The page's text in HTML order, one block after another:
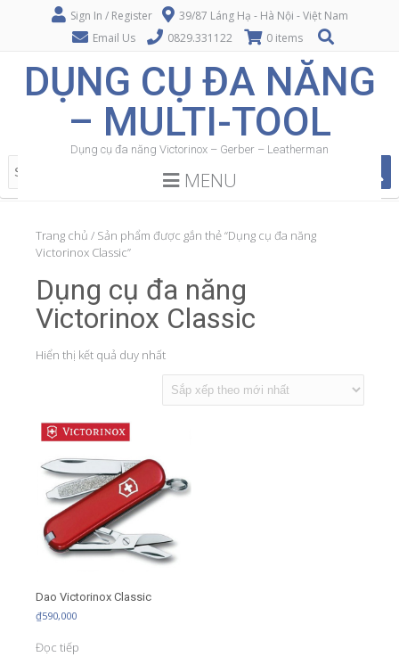
Sign In / Register
39/87 Láng Hạ - Hà Nội - Việt Nam
Email Us
0829.331122 0 items
DỤNG CỤ ĐA NĂNG
– MULTI-TOOL
Dụng cụ đa năng Victorinox – Gerber – Leatherman
MENU
Trang chủ / Sản phẩm được gắn thẻ “Dụng cụ đa năng
Victorinox Classic”
Dụng cụ đa năng
Victorinox Classic
Hiển thị kết quả duy nhất
Dao Victorinox Classic
₫590,000
Đọc tiếp